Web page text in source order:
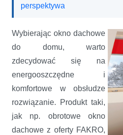
perspektywa
Wybierając okno dachowe
do domu, warto
zdecydować się na
energooszczędne i
komfortowe w obsłudze
rozwiązanie. Produkt taki,
jak np. obrotowe okno
dachowe z oferty FAKRO,